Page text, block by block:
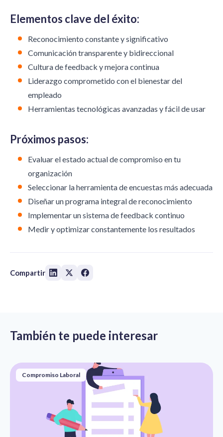
Elementos clave del éxito:
Reconocimiento constante y significativo
Comunicación transparente y bidireccional
Cultura de feedback y mejora continua
Liderazgo comprometido con el bienestar del
empleado
Herramientas tecnológicas avanzadas y fácil de usar
Próximos pasos:
Evaluar el estado actual de compromiso en tu
organización
Seleccionar la herramienta de encuestas más adecuada
Diseñar un programa integral de reconocimiento
Implementar un sistema de feedback continuo
Medir y optimizar constantemente los resultados
Compartir
También te puede interesar
Compromiso Laboral